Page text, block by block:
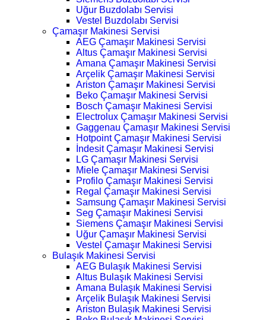
Uğur Buzdolabı Servisi
Vestel Buzdolabı Servisi
Çamaşır Makinesi Servisi
AEG Çamaşır Makinesi Servisi
Altus Çamaşır Makinesi Servisi
Amana Çamaşır Makinesi Servisi
Arçelik Çamaşır Makinesi Servisi
Ariston Çamaşır Makinesi Servisi
Beko Çamaşır Makinesi Servisi
Bosch Çamaşır Makinesi Servisi
Electrolux Çamaşır Makinesi Servisi
Gaggenau Çamaşır Makinesi Servisi
Hotpoint Çamaşır Makinesi Servisi
İndesit Çamaşır Makinesi Servisi
LG Çamaşır Makinesi Servisi
Miele Çamaşır Makinesi Servisi
Profilo Çamaşır Makinesi Servisi
Regal Çamaşır Makinesi Servisi
Samsung Çamaşır Makinesi Servisi
Seg Çamaşır Makinesi Servisi
Siemens Çamaşır Makinesi Servisi
Uğur Çamaşır Makinesi Servisi
Vestel Çamaşır Makinesi Servisi
Bulaşık Makinesi Servisi
AEG Bulaşık Makinesi Servisi
Altus Bulaşık Makinesi Servisi
Amana Bulaşık Makinesi Servisi
Arçelik Bulaşık Makinesi Servisi
Ariston Bulaşık Makinesi Servisi